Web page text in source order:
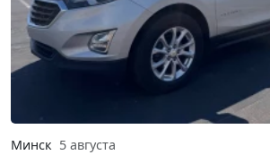
Минск 5 августа